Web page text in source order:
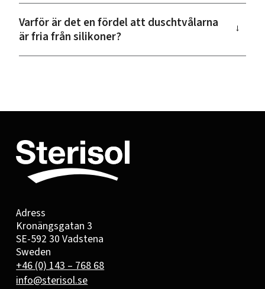
Varför är det en fördel att duschtvålarna
är fria från silikoner?
→
Adress
Kronängsgatan 3
SE-592 30 Vadstena
Sweden
+46 (0) 143 – 768 68
info@sterisol.se